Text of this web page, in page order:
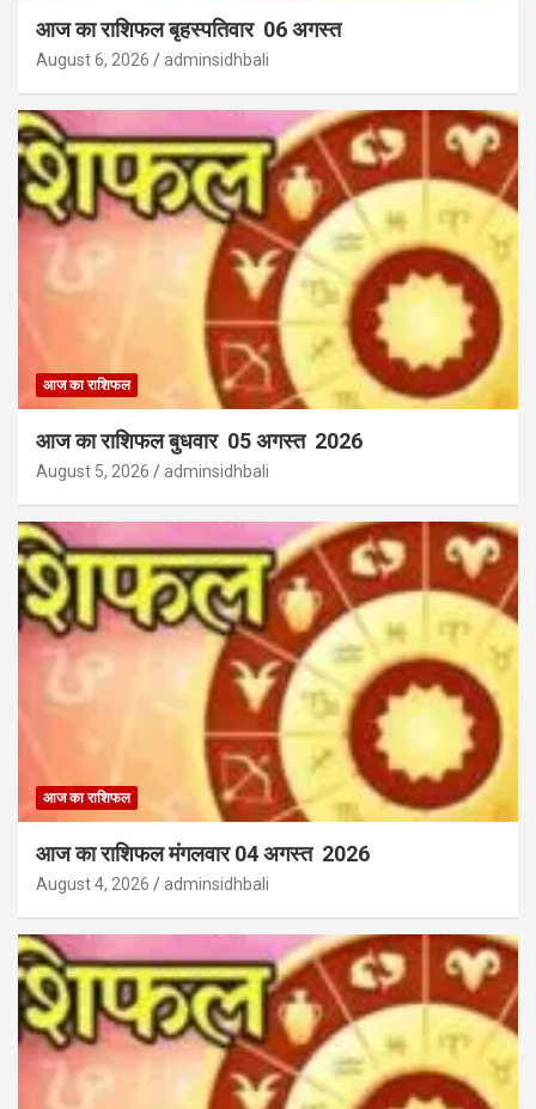
आज का राशिफल बृहस्पतिवार 06 अगस्त
August 6, 2026 adminsidhbali
आज का राशिफल
आज का राशिफल बुधवार 05 अगस्त 2026
August 5, 2026 adminsidhbali
आज का राशिफल
आज का राशिफल मंगलवार 04 अगस्त 2026
August 4, 2026 adminsidhbali